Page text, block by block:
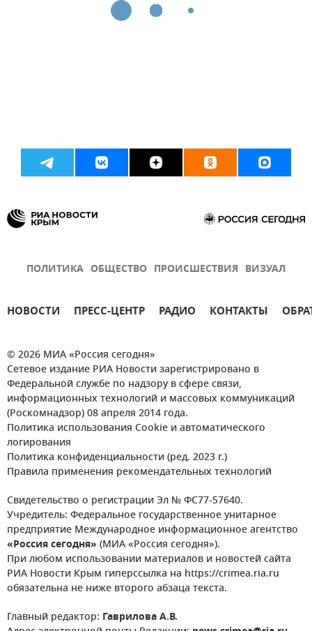
ПОЛИТИКА ОБЩЕСТВО ПРОИСШЕСТВИЯ ВИЗУАЛ
НОВОСТИ ПРЕСС-ЦЕНТР РАДИО КОНТАКТЫ
© 2026 МИА «Россия сегодня»
Сетевое издание РИА Новости зарегистрировано в
Федеральной службе по надзору в сфере связи,
информационных технологий и массовых коммуникаций
(Роскомнадзор) 08 апреля 2014 года.
Политика использования Cookie и автоматического
логирования
Политика конфиденциальности (ред. 2023 г.)
Правила применения рекомендательных технологий
Свидетельство о регистрации Эл № ФС77-57640.
Учредитель: Федеральное государственное унитарное
предприятие Международное информационное агентство
«Россия сегодня» (МИА «Россия сегодня»).
При любом использовании материалов и новостей сайта
РИА Новости Крым гиперссылка на https://crimea.ria.ru
обязательна не ниже второго абзаца текста.
Главный редактор: Гаврилова А.В.